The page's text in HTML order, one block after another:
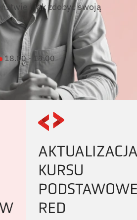
i jak zdobyć swoją
18.00 - 19.00
KURSU
RED